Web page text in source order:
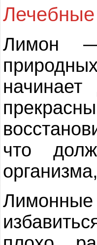
Лечебные
Лимон
что